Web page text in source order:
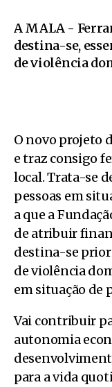
A MALA -
destina-se,
de violência
O novo projeto
e traz consigo
local. Trata-se
pessoas em
a que a
de atribuir
destina-se
de violência
em situação de
Vai contribuir
autonomia
para a vida